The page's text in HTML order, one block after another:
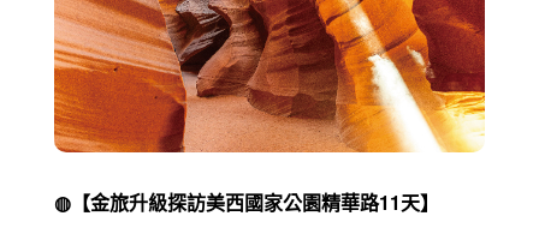
◍【金旅升級探訪美西國家公園精華路11天】